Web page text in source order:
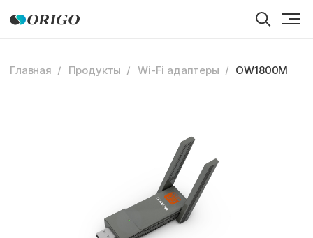
Главная Продукты Wi-Fi адаптеры OW1800M